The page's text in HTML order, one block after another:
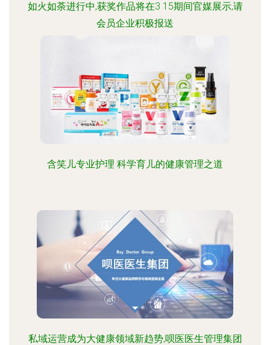
如火如荼进行中,获奖作品将在3 15期间官媒展示,请
会员企业积极报送
含笑儿专业护理 科学育儿的健康管理之道
私域运营成为大健康领域新趋势,呗医医生管理集团